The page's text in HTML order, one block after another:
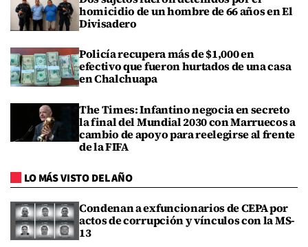
homicidio de un hombre de 66 años en El
Divisadero
Policía recupera más de $1,000 en
efectivo que fueron hurtados de una casa
en Chalchuapa
The Times: Infantino negocia en secreto
la final del Mundial 2030 con Marruecos a
cambio de apoyo para reelegirse al frente
de la FIFA
LO MÁS VISTO DEL AÑO
Condenan a exfuncionarios de CEPA por
actos de corrupción y vínculos con la MS-
13